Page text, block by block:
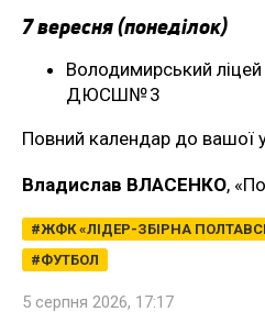
7 вересня (понеділок)
Володимирський
ДЮСШ№ 3
Повний календар до вашої
Владислав ВЛАСЕНКО,
ЖФК «ЛІДЕР-ЗБІРНА
ФУТБОЛ
5 серпня 2026, 17:17